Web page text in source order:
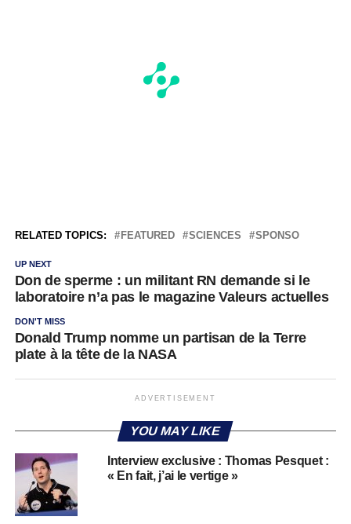
RELATED TOPICS: FEATURED SCIENCES SPONSO
UP NEXT
Don de sperme : un militant RN demande si le
laboratoire n’a pas le magazine Valeurs actuelles
DON'T MISS
Donald Trump nomme un partisan de la Terre
plate à la tête de la NASA
ADVERTISEMENT
YOU MAY LIKE
Interview exclusive : Thomas Pesquet :
« En fait, j’ai le vertige »